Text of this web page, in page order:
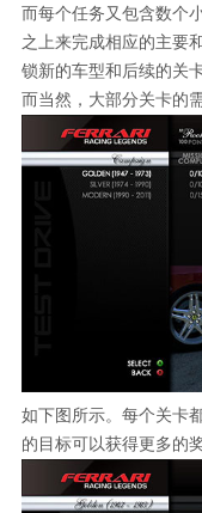
而每个任务又包含数个
之上来完成相应的主要
锁新的车型和后续的关
而当然，大部分关卡的
如下图所示。每个关卡
的目标可以获得更多的